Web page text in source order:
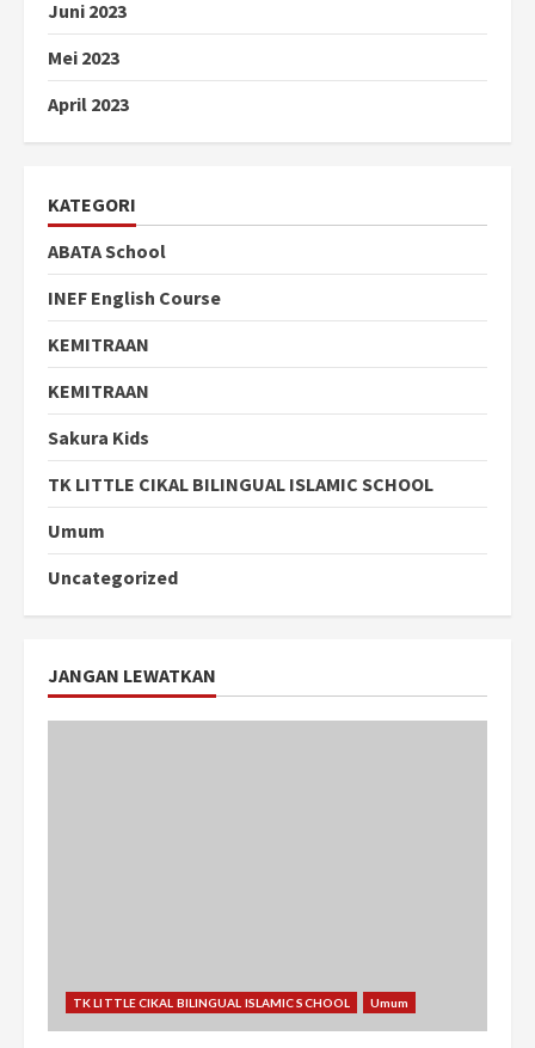
Juni 2023
Mei 2023
April 2023
KATEGORI
ABATA School
INEF English Course
KEMITRAAN
KEMITRAAN
Sakura Kids
TK LITTLE CIKAL BILINGUAL ISLAMIC SCHOOL
Umum
Uncategorized
JANGAN LEWATKAN
TK LITTLE CIKAL BILINGUAL ISLAMIC SCHOOL Umum